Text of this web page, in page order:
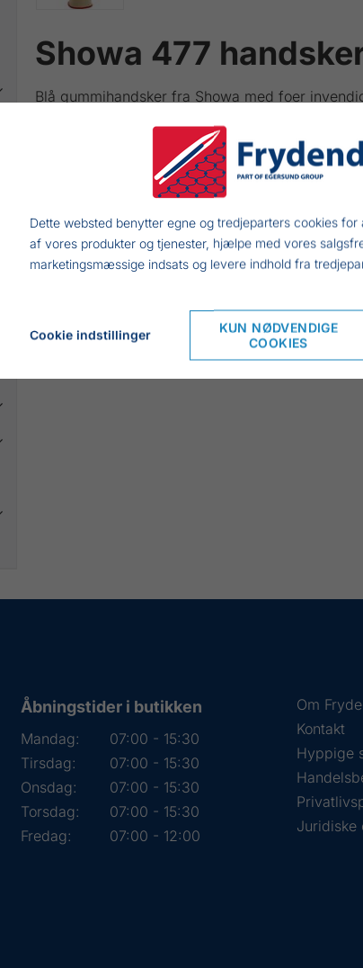
Showa 477
Blå gummihandsker fra Showa med foer
Lagerføres i L - XL - XXL
Åbningstider i butikken
Mandag:
07:00 - 15:30
Tirsdag:
07:00 - 15:30
Onsdag:
07:00 - 15:30
Torsdag:
07:00 - 15:30
Fredag:
07:00 - 12:00
Om
Kontakt
Hyppige
Juridiske
Dette websted benytter egne og tredjeparters cookies
af vores produkter og tjenester, hjælpe med vores
marketingsmæssige indsats og levere indhold fra
Cookie indstillinger
KUN NØDVENDIGE
COOKIES